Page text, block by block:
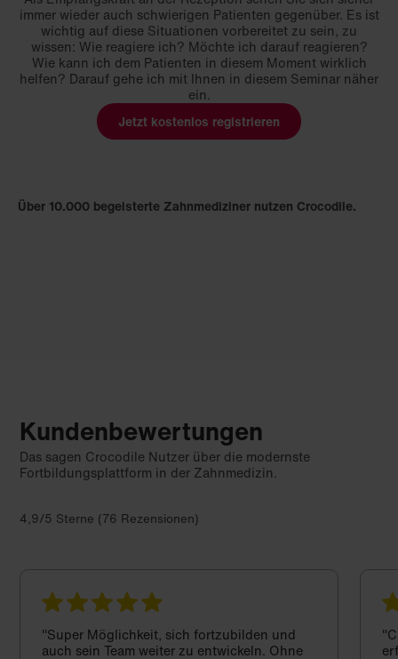
immer wieder auch schwierigen Patienten gegenüber. Es ist
wichtig auf diese Situationen vorbereitet zu sein, zu
wissen: Wie reagiere ich? Möchte ich darauf reagieren?
Wie kann ich dem Patienten in diesem Moment wirklich
helfen? Darauf gehe ich mit Ihnen in diesem Seminar näher
ein.
Jetzt kostenlos registrieren
Über 10.000 begeisterte Zahnmediziner nutzen Crocodile.
Kundenbewertungen
Das sagen Crocodile Nutzer über die modernste
Fortbildungsplattform in der Zahnmedizin.
4,9/5 Sterne (76 Rezensionen)
"Super Möglichkeit, sich fortzubilden und
auch sein Team weiter zu entwickeln. Ohne